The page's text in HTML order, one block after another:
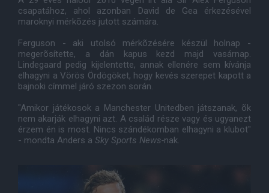
csapatához, ahol azonban David de Gea érkezésével
maroknyi mérkõzés jutott számára.
Ferguson - aki utolsó mérkõzésére készül holnap -
megerõsítette, a dán kapus kezd majd vasárnap.
Lindegaard pedig kijelentette, annak ellenére sem kívánja
elhagyni a Vörös Ördögöket, hogy kevés szerepet kapott a
bajnoki címmel járó szezon során.
"Amikor játékosok a Manchester Unitedben játszanak, õk
nem akarják elhagyni azt. A család része vagy és ugyanezt
érzem én is most. Nincs szándékomban elhagyni a klubot"
- mondta Anders a Sky Sports News-nak.